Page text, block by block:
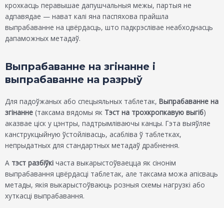
крохкасць перавышае дапушчальныя межы, партыя не
адпавядае — нават калі яна паспяхова прайшла
выпрабаванне на цвёрдасць, што падкрэслівае неабходнасць
дапаможных метадаў.
Выпрабаванне на згінанне і
выпрабаванне на разрыў
Для падоўжаных або спецыяльных таблетак, Выпрабаванне на
згінанне (таксама вядомы як Тэст на трохкропкавую выгіб)
аказвае ціск у цэнтры, падтрымліваючы канцы. Гэта выяўляе
канструкцыйную ўстойлівасць, асабліва ў таблетках,
непрыдатных для стандартных метадаў драбнення.
А тэст разбіўкі часта выкарыстоўваецца як сінонім
выпрабавання цвёрдасці таблетак, але таксама можа апісваць
метады, якія выкарыстоўваюць розныя схемы нагрузкі або
хуткасці выпрабавання.